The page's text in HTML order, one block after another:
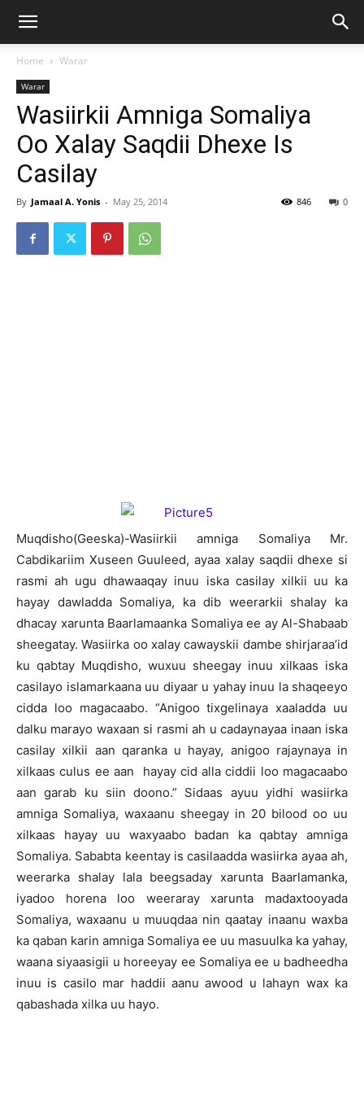
Home Warar
Warar
Wasiirkii Amniga Somaliya
Oo Xalay Saqdii Dhexe Is
Casilay
By Jamaal A. Yonis - May 25, 2014 0
846
Muqdisho(Geeska)-Wasiirkii amniga Somaliya Mr.
Cabdikariim Xuseen Guuleed, ayaa xalay saqdii dhexe si
rasmi ah ugu dhawaaqay inuu iska casilay xilkii uu ka
hayay dawladda Somaliya, ka dib weerarkii shalay ka
dhacay xarunta Baarlamaanka Somaliya ee ay Al-Shabaab
sheegatay. Wasiirka oo xalay cawayskii dambe shirjaraa’id
ku qabtay Muqdisho, wuxuu sheegay inuu xilkaas iska
casilayo islamarkaana uu diyaar u yahay inuu la shaqeeyo
cidda loo magacaabo. “Anigoo tixgelinaya xaaladda uu
dalku marayo waxaan si rasmi ah u cadaynayaa inaan iska
casilay xilkii aan qaranka u hayay, anigoo rajaynaya in
xilkaas culus ee aan hayay cid alla ciddii loo magacaabo
aan garab ku siin doono.” Sidaas ayuu yidhi wasiirka
amniga Somaliya, waxaanu sheegay in 20 bilood oo uu
xilkaas hayay uu waxyaabo badan ka qabtay amniga
Somaliya. Sababta keentay is casilaadda wasiirka ayaa ah,
weerarka shalay lala beegsaday xarunta Baarlamanka,
iyadoo horena loo weeraray xarunta madaxtooyada
Somaliya, waxaanu u muuqdaa nin qaatay inaanu waxba
ka qaban karin amniga Somaliya ee uu masuulka ka yahay,
waana siyaasigii u horeeyay ee Somaliya ee u badheedha
inuu is casilo mar haddii aanu awood u lahayn wax ka
qabashada xilka uu hayo.